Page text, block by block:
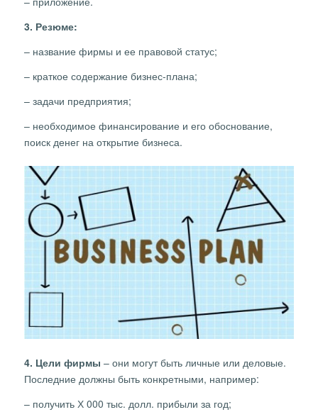
3. Резюме:
– название фирмы и ее правовой статус;
– краткое содержание бизнес-плана;
– задачи предприятия;
– необходимое финансирование и его обоснование,
поиск денег на открытие бизнеса.
4. Цели фирмы – они могут быть личные или деловые.
Последние должны быть конкретными, например:
– получить Х 000 тыс. долл. прибыли за год;